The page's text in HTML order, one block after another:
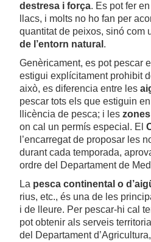
destresa i força. Es pot fer
llacs, i molts no ho fan per
quantitat de peixos, sinó com
de l’entorn natural .
Genèricament, es pot pescar
estigui explícitament prohibit
això, es diferencia entre les
pescar tots els que estiguin
llicència de pesca; i les
on cal un permís especial. El
l’encarregat de proposar les
durant cada temporada,
ordre del Departament de
La pesca continental o
rius, etc., és una de les
i de lleure. Per pescar-hi cal
pot obtenir als serveis
del Departament